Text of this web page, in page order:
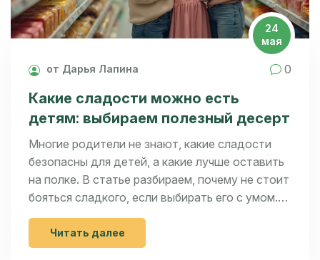
24
мая
от Дарья Лапина 0
Какие сладости можно есть
детям: выбираем полезный десерт
Многие родители не знают, какие сладости
безопасны для детей, а какие лучше оставить
на полке. В статье разбираем, почему не стоит
бояться сладкого, если выбирать его с умом.
Поделимся проверенными идеями полезных
десертов и лайфхаками, как снизить вред
сахара, не лишая ребенка вкусняшек.
Читать далее